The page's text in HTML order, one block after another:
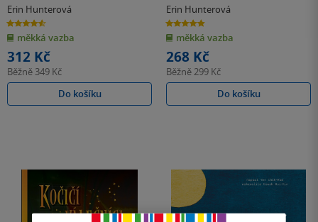
Erin Hunterová
4.6
z
5
hvězdiček
měkká vazba
312 Kč
Běžně 349 Kč
Do košíku
Erin Hunterová
4.8
z
5
hvězdiček
měkká vazba
268 Kč
Běžně299 Kč
Do košíku